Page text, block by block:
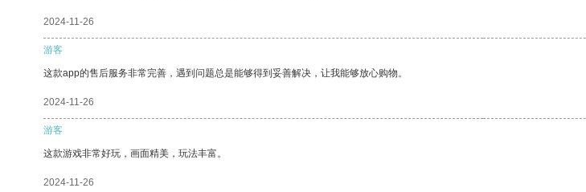
2024-11-26
游客
这款app的售后服务非常完善，遇到问题总是能够得到妥善解决，让我能够放心购物。
2024-11-26
游客
这款游戏非常好玩，画面精美，玩法丰富。
2024-11-26